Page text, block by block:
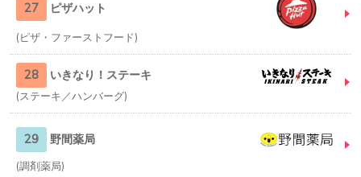
27 ピザハット
ピザ・ファーストフード
28 いきなり！ステーキ
ステーキ／ハンバーグ
29 野間薬局
調剤薬局